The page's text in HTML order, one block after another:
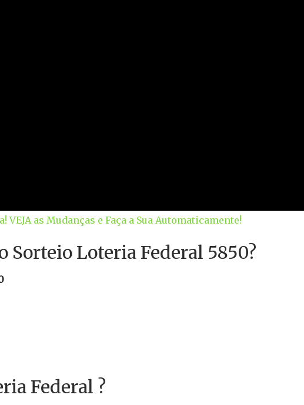
VEJA as Mudanças e Faça a Sua Automaticamente!
Sorteio Loteria Federal 5850?
Federal ?